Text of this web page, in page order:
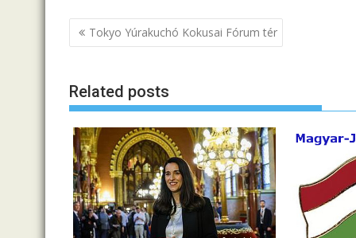
B
e
e
g
y
z
é
s
n
Tokyo Yúrakuchó Kokusai Fórum tér
Related posts